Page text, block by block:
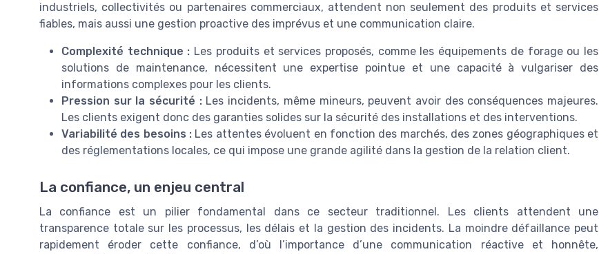
industriels, collectivités ou partenaires commerciaux, attendent non seulement des produits et services
fiables, mais aussi une gestion proactive des imprévus et une communication claire.
Complexité technique : Les produits et services proposés, comme les équipements de forage ou les
solutions de maintenance, nécessitent une expertise pointue et une capacité à vulgariser des
informations complexes pour les clients.
Pression sur la sécurité :Les incidents, même mineurs, peuvent avoir des conséquences majeures.
Les clients exigent donc des garanties solides sur la sécurité des installations et des interventions.
Variabilité des besoins : Les attentes évoluent en fonction des marchés, des zones géographiques et
des réglementations locales, ce qui impose une grande agilité dans la gestion de la relation client.
La confiance, un enjeu central
La confiance est un pilier fondamental dans ce secteur traditionnel. Les clients attendent une
transparence totale sur les processus, les délais et la gestion des incidents. La moindre défaillance peut
rapidement éroder cette confiance, d’où l’importance d’une communication réactive et honnête,